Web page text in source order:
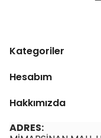
Kategoriler
Hesabım
Hakkımızda
ADRES: